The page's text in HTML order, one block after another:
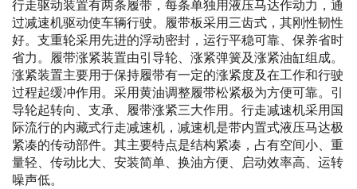
行走驱动装置有两条履带，每条单独用液压马达作动力，通
过减速机驱动使车辆行驶。履带板采用三齿式，其刚性韧性
好。支重轮采用先进的浮动密封，运行平稳可靠、保养省时
省力。履带涨紧装置由引导轮、涨紧弹簧及涨紧油缸组成。
涨紧装置主要用于保持履带有一定的涨紧度及在工作和行驶
过程起缓冲作用。采用黄油调整履带松紧极为方便可靠。引
导轮起转向、支承、履带涨紧三大作用。行走减速机采用国
际流行的内藏式行走减速机，减速机是带内置式液压马达极
紧凑的传动部件。其主要特点是结构紧凑，占有空间小、重
量轻、传动比大、安装简单、换油方便、启动效率高、运转
噪声低。